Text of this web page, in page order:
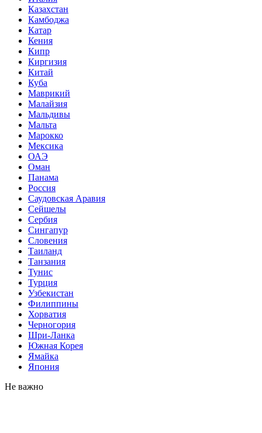
Казахстан
Камбоджа
Катар
Кения
Кипр
Киргизия
Китай
Куба
Маврикий
Малайзия
Мальдивы
Мальта
Марокко
Мексика
ОАЭ
Оман
Панама
Россия
Саудовская Аравия
Сейшелы
Сербия
Сингапур
Словения
Таиланд
Танзания
Тунис
Турция
Узбекистан
Филиппины
Хорватия
Черногория
Шри-Ланка
Южная Корея
Ямайка
Япония
Не важно